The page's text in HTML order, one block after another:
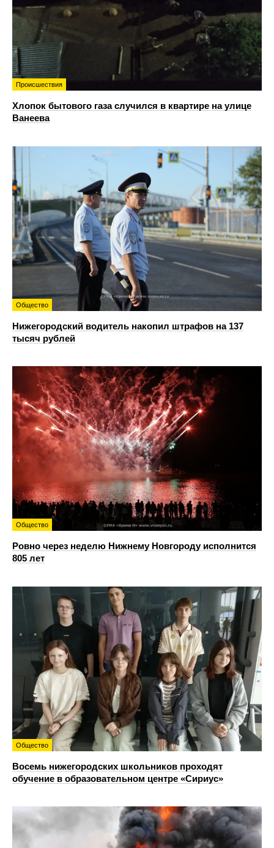
Происшествия
Хлопок бытового газа случился в квартире на улице
Ванеева
Общество
Нижегородский водитель накопил штрафов на 137
тысяч рублей
Общество
Ровно через неделю Нижнему Новгороду исполнится
805 лет
Общество
Восемь нижегородских школьников проходят
обучение в образовательном центре «Сириус»